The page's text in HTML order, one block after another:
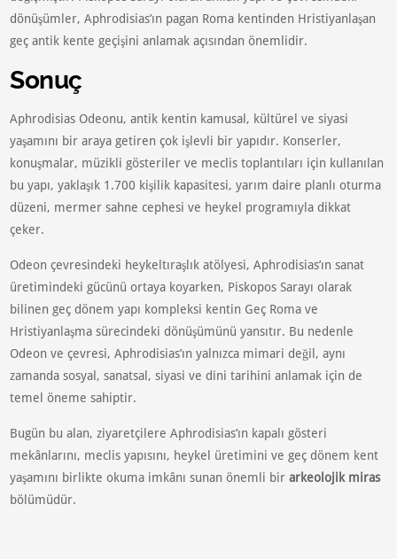
dönüşümler, Aphrodisias’ın pagan Roma kentinden Hristiyanlaşan
geç antik kente geçişini anlamak açısından önemlidir.
Sonuç
Aphrodisias Odeonu, antik kentin kamusal, kültürel ve siyasi
yaşamını bir araya getiren çok işlevli bir yapıdır. Konserler,
konuşmalar, müzikli gösteriler ve meclis toplantıları için kullanılan
bu yapı, yaklaşık 1.700 kişilik kapasitesi, yarım daire planlı oturma
düzeni, mermer sahne cephesi ve heykel programıyla dikkat
çeker.
Odeon çevresindeki heykeltıraşlık atölyesi, Aphrodisias’ın sanat
üretimindeki gücünü ortaya koyarken, Piskopos Sarayı olarak
bilinen geç dönem yapı kompleksi kentin Geç Roma ve
Hristiyanlaşma sürecindeki dönüşümünü yansıtır. Bu nedenle
Odeon ve çevresi, Aphrodisias’ın yalnızca mimari değil, aynı
zamanda sosyal, sanatsal, siyasi ve dini tarihini anlamak için de
temel öneme sahiptir.
Bugün bu alan, ziyaretçilere Aphrodisias’ın kapalı gösteri
mekânlarını, meclis yapısını, heykel üretimini ve geç dönem kent
yaşamını birlikte okuma imkânı sunan önemli birarkeolojik miras
bölümüdür.